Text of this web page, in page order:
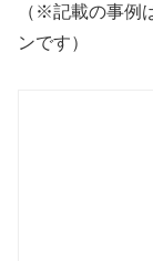
（※記載の事例
ンです）